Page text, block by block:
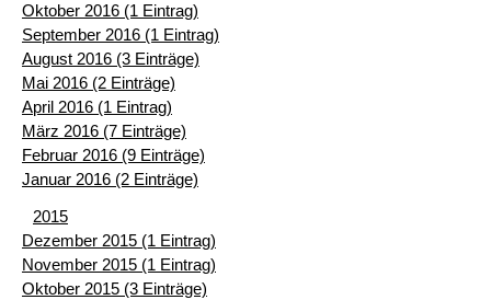
Oktober 2016 (1 Eintrag)
September 2016 (1 Eintrag)
August 2016 (3 Einträge)
Mai 2016 (2 Einträge)
April 2016 (1 Eintrag)
März 2016 (7 Einträge)
Februar 2016 (9 Einträge)
Januar 2016 (2 Einträge)
2015
Dezember 2015 (1 Eintrag)
November 2015 (1 Eintrag)
Oktober 2015 (3 Einträge)